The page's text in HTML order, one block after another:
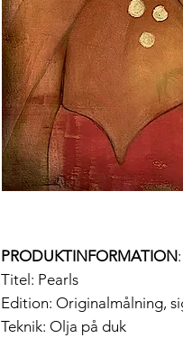
PRODUKTINFORMATION:
Titel: Pearls
Edition: Originalmålning,
Teknik: Olja på duk